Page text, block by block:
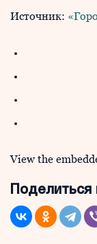
Источник:
View the